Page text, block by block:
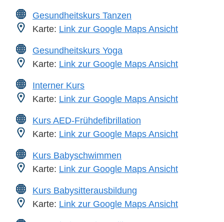
Gesundheitskurs Tanzen
Karte: Link zur Google Maps Ansicht
Gesundheitskurs Yoga
Karte: Link zur Google Maps Ansicht
Interner Kurs
Karte: Link zur Google Maps Ansicht
Kurs AED-Frühdefibrillation
Karte: Link zur Google Maps Ansicht
Kurs Babyschwimmen
Karte: Link zur Google Maps Ansicht
Kurs Babysitterausbildung
Karte: Link zur Google Maps Ansicht